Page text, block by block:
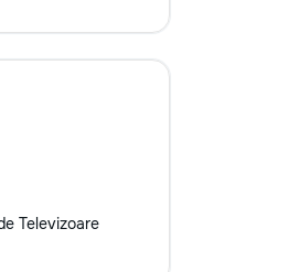
Televizoare